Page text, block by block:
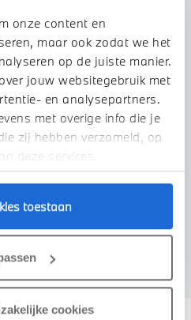
onze content en
maar ook zodat we het
op de juiste manier.
jouw websitegebruik met
en analysepartners.
met overige info die je
zij hebben verzameld, op
deze services.
toestaan
cookies